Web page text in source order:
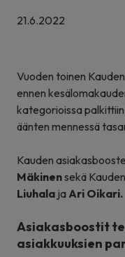
21.6.2022
Vuoden toinen
ennen
kategorioissa
äänten mennessä
Kauden
Mäkinensekä
Liuhala jaAri Oikari.
Asiakasboostit
asiakkuuksien